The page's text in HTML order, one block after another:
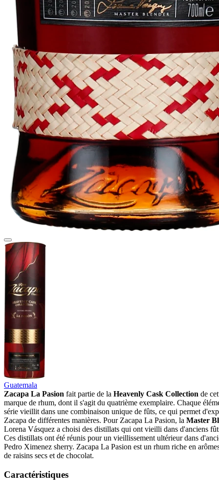
Guatemala
Zacapa La Pasion fait partie de la Heavenly Cask Collection de
marque de rhum, dont il s'agit du quatrième exemplaire. Chaque
série vieillit dans une combinaison unique de fûts, ce qui permet
Zacapa de différentes manières. Pour Zacapa La Pasion, la Master
Lorena Vásquez a choisi des distillats qui ont vieilli dans d'anciens
Ces distillats ont été réunis pour un vieillissement ultérieur dans
Pedro Ximenez sherry. Zacapa La Pasion est un rhum riche en
de raisins secs et de chocolat.
Caractéristiques